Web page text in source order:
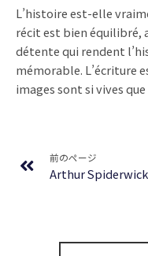
L’histoire est-elle
récit est bien équilibré,
détente qui rendent
mémorable. L’écriture
images sont si vives
前のページ